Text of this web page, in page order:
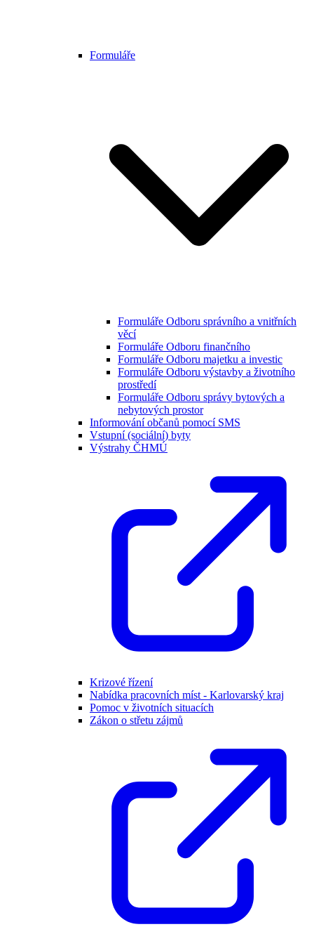
Formuláře
Formuláře Odboru správního a vnitřních
věcí
Formuláře Odboru finančního
Formuláře Odboru majetku a investic
Formuláře Odboru výstavby a životního
prostředí
Formuláře Odboru správy bytových a
nebytových prostor
Informování občanů pomocí SMS
Vstupní (sociální) byty
Výstrahy ČHMÚ
Krizové řízení
Nabídka pracovních míst - Karlovarský kraj
Pomoc v životních situacích
Zákon o střetu zájmů